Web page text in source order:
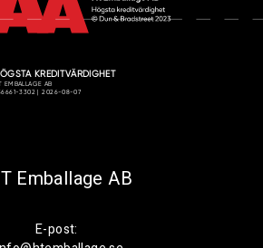
Emballage AB
E-post: